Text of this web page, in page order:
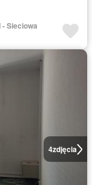
Sieciowa
4zdjęcia